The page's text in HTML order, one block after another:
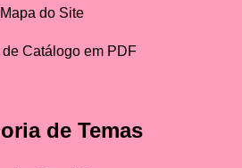
Mapa do Site
de Catálogo em PDF
de Temas